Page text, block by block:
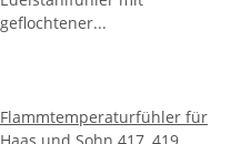
Flammtemperaturfühler für